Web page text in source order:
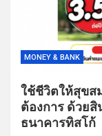
MONEY & BANK
ใช้ชีวิตให้สุข
ต้องการ ด้วยสิ
ธนาคารทิสโก้